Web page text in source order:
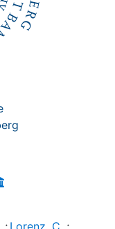
; Lorenz, C. ;